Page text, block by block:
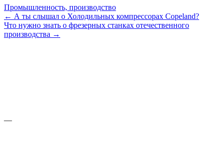
Промышленность, производство
← А ты слышал о Холодильных компрессорах Copeland?
Что нужно знать о фрезерных станках отечественного
производства →
—